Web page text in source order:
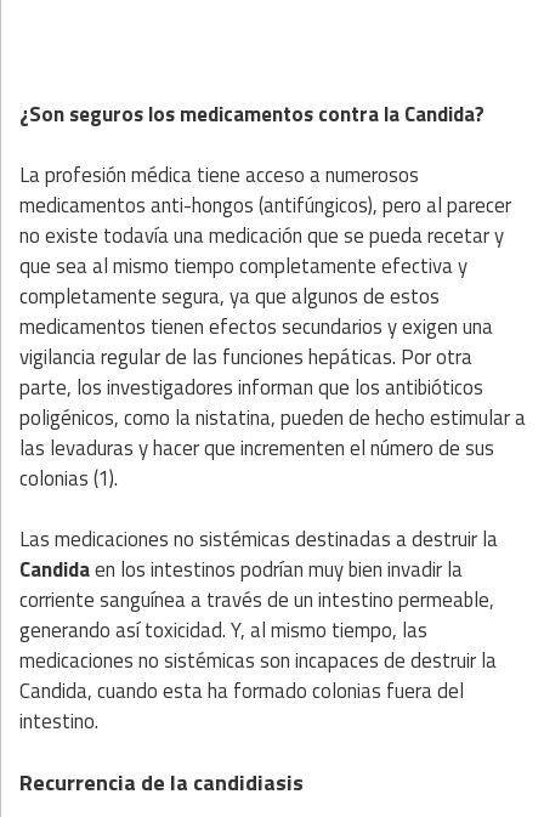
¿Son seguros ​los medicamentos contra la Candida?
La profesión médica tiene acceso a numerosos
medicamentos anti-hongos (antifúngicos), pero al parecer
no existe todavía una medicación que se pueda recetar y
que sea al mismo tiempo completamente efectiva y
completamente segura, ya que algunos de estos
medicamentos tienen efectos secundarios y exigen una
vigilancia regular de las funciones hepáticas. Por otra
parte, los investigadores informan que los antibióticos
poligénicos, como la nistatina, pueden de hecho estimular a
las levaduras y hacer que incrementen el número de sus
colonias (1).
Las medicaciones no sistémicas destinadas a destruir la
Candidaen los intestinos podrían muy bien invadir la
corriente sanguínea a través de un intestino permeable,
generando así toxicidad. Y, al mismo tiempo, las
medicaciones no sistémicas son incapaces de destruir la
Candida, cuando esta ha formado colonias fuera del
intestino.
Recurrencia de la candidiasis